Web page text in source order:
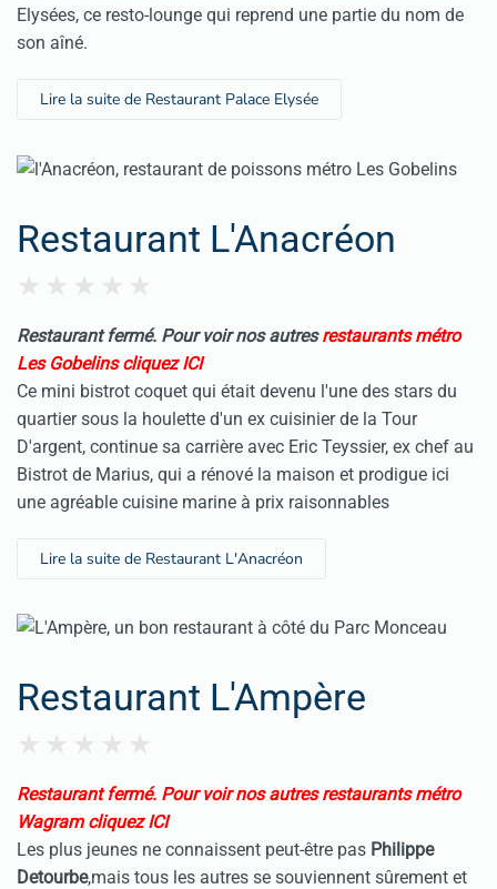
Elysées, ce resto-lounge qui reprend une partie du nom de
son aîné.
Lire la suite de Restaurant Palace Elysée
Restaurant L'Anacréon
Restaurant fermé. Pour voir nos autresrestaurants métro
Les Gobelins cliquez ICI
Ce mini bistrot coquet qui était devenu l'une des stars du
quartier sous la houlette d'un ex cuisinier de la Tour
D'argent, continue sa carrière avec Eric Teyssier, ex chef au
Bistrot de Marius, qui a rénové la maison et prodigue ici
une agréable cuisine marine à prix raisonnables
Lire la suite de Restaurant L'Anacréon
Restaurant L'Ampère
Restaurant fermé. Pour voir nos autres restaurants métro
Wagram cliquez ICI
Les plus jeunes ne connaissent peut-être pas Philippe
Detourbe,mais tous les autres se souviennent sûrement et